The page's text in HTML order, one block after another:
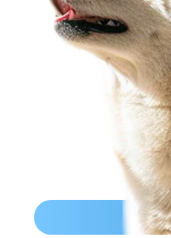
Кроме того, акита-ину —
активная собака,
в регулярных
Прогулки, тренировки и
игры — важная часть
Акита-ину нуждается
в пространстве для
поэтому она будет
себя комфортнее в
с огороженным двором.
TOUCH